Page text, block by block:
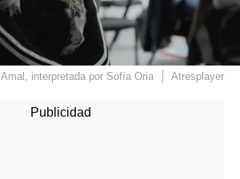
Amal, interpretada por Sofía Oria Atresplayer